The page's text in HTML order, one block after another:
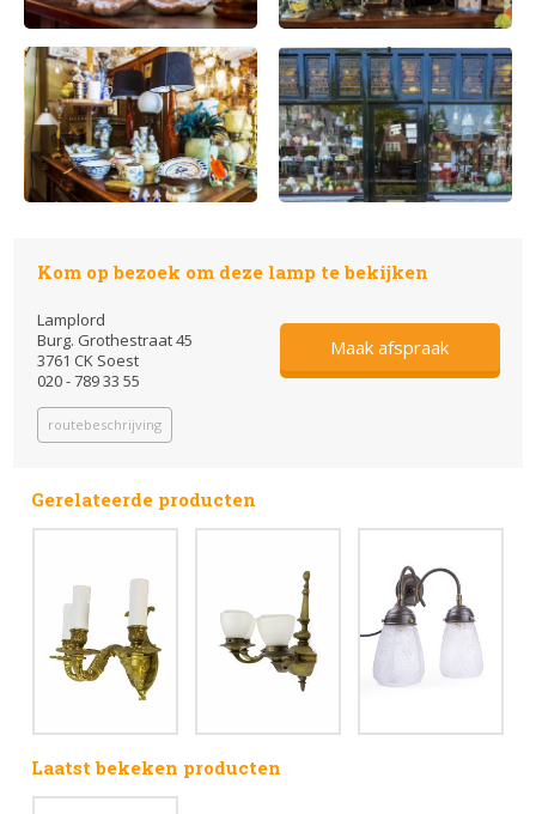
Kom op bezoek om deze lamp te bekijken
Lamplord
Burg. Grothestraat 45
3761 CK Soest
020 - 789 33 55
routebeschrijving
Maak afspraak
Gerelateerde producten
Laatst bekeken producten